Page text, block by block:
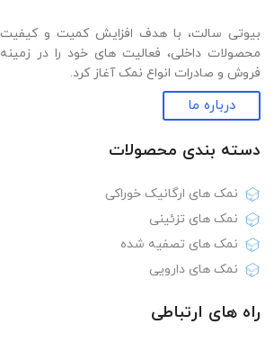
بیوتی سالت، با هدف افزایش کمیت و کیفیت
محصولات داخلی، فعالیت های خود را در زمینه
فروش و صادرات انواع نمک آغاز کرد.
درباره ما
دسته بندی‌ محصولات
نمک های ارگانیک خوراکی
نمک های تزئینی
نمک های تصفیه شده
نمک های دارویی
راه های ارتباطی